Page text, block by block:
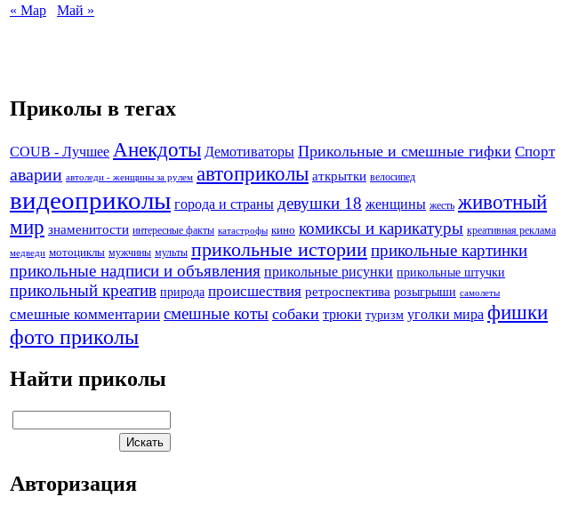
« Мар
Май »
Приколы в тегах
COUB - Лучшее Анекдоты Демотиваторы Прикольные и смешные гифки Спорт
аварии автоледи - женщины за рулем автоприколы аткрытки велосипед
видеоприколы города и страны девушки 18 женщины жесть животный
мир знаменитости интересные факты катастрофы кино комиксы и карикатуры креативная реклама
медведи мотоциклы мужчины мульты прикольные историиприкольные картинки
прикольные надписи и объявления прикольные рисунки прикольные штучки
прикольный креатив природа происшествия ретроспектива розыгрыши самолеты
смешные комментарии смешные коты собаки трюки туризм уголки мира фишки
фото приколы
Найти приколы
Авторизация